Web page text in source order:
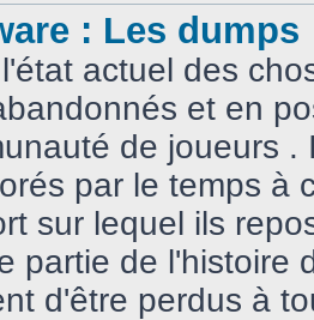
: Les dumps
actuel des
et en
de joueurs .
par le temps à
sur lequel ils
partie de l'histoire
d'être perdus à